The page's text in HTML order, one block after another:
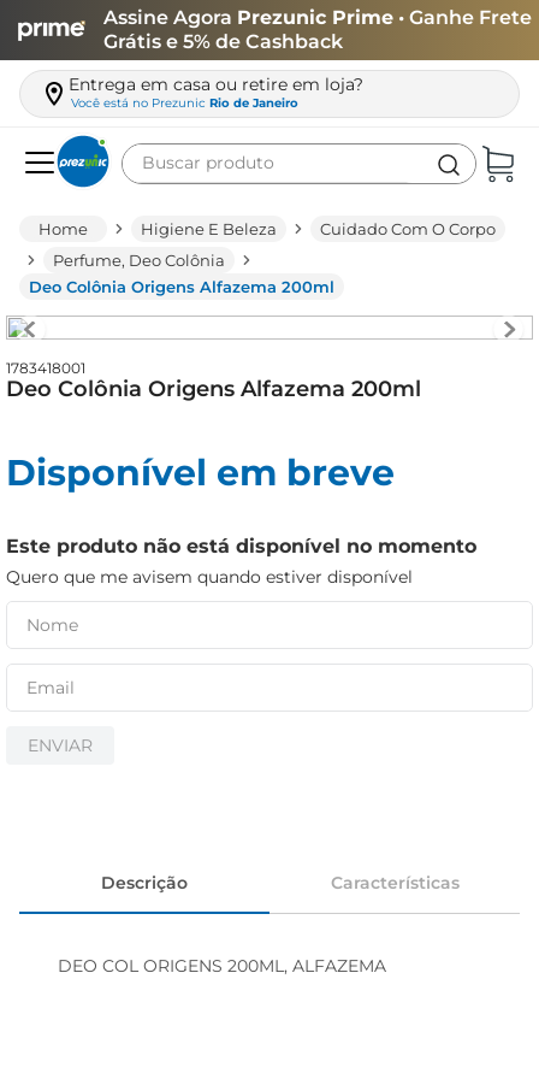
Assine Agora Prezunic Prime • Ganhe Frete
Grátis e 5% de Cashback
Entrega em casa ou retire em loja?
Você está no Prezunic Rio de Janeiro
Buscar produto
Higiene E Beleza
Cuidado Com O Corpo
Perfume, Deo Colônia
Deo Colônia Origens Alfazema 200ml
1783418001
Deo Colônia Origens Alfazema 200ml
Disponível em breve
Este produto não está disponível no momento
Quero que me avisem quando estiver disponível
ENVIAR
Descrição Características
DEO COL ORIGENS 200ML, ALFAZEMA
leite
queijo
arroz
iogurte
papel higiênico
cerveja